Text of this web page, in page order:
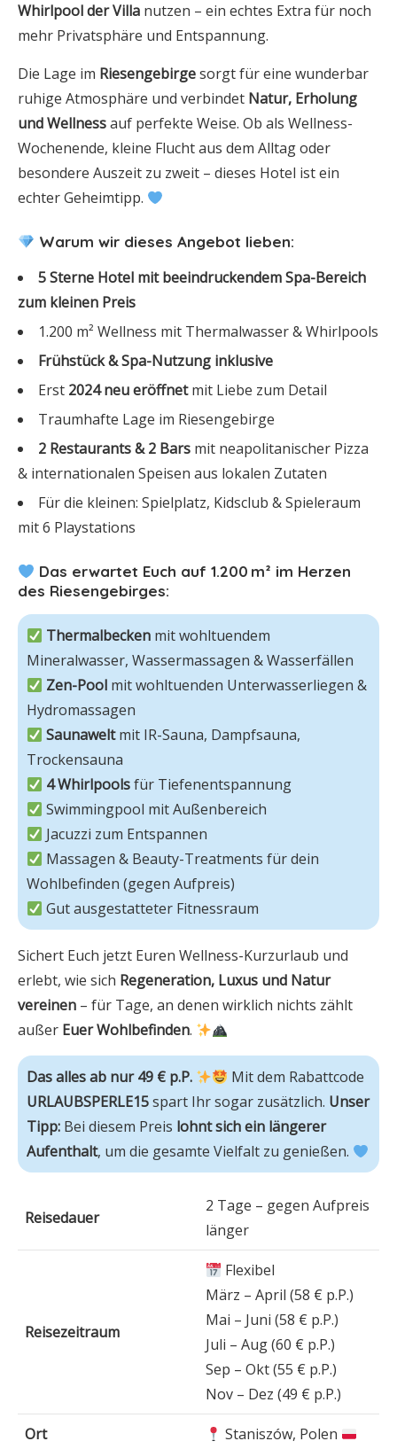
Whirlpool der Villa nutzen – ein echtes Extra für noch
mehr Privatsphäre und Entspannung.
Die Lage im Riesengebirgesorgt für eine wunderbar
ruhige Atmosphäre und verbindet Natur, Erholung
und Wellnessauf perfekte Weise. Ob als Wellness-
Wochenende, kleine Flucht aus dem Alltag oder
besondere Auszeit zu zweit – dieses Hotel ist ein
echter Geheimtipp.
Warum wir dieses Angebot lieben:
5 Sterne Hotel mit beeindruckendem Spa-Bereich
zum kleinen Preis
1.200 m² Wellness mit Thermalwasser & Whirlpools
Frühstück & Spa-Nutzung inklusive
Erst 2024 neu eröffnetmit Liebe zum Detail
Traumhafte Lage im Riesengebirge
2 Restaurants & 2 Bars mit neapolitanischer Pizza
& internationalen Speisen aus lokalen Zutaten
Für die kleinen: Spielplatz, Kidsclub & Spieleraum
mit 6 Playstations
Das erwartet Euch auf 1.200 m² im Herzen
des Riesengebirges:
Thermalbecken mit wohltuendem
Zen-Pool mit wohltuenden Unterwasserliegen &
Saunawelt mit IR-Sauna, Dampfsauna,
4 Whirlpools
Massagen & Beauty-Treatments für dein
Gut ausgestatteter Fitnessraum
Sichert Euch jetzt Euren Wellness-Kurzurlaub und
erlebt, wie sich Regeneration, Luxus und Natur
vereinen – für Tage, an denen wirklich nichts zählt
außer Euer Wohlbefinden.
Das alles ab nur 49 € p.P.
URLAUBSPERLE15 spart Ihr sogar zusätzlich. Unser
Tipp: Bei diesem Preis lohnt sich ein längerer
Aufenthalt, um die gesamte Vielfalt zu genießen.
Reisedauer
2 Tage – gegen Aufpreis
länger
Reisezeitraum
Flexibel
März – April (58 € p.P.)
Mai – Juni (58 € p.P.)
Juli – Aug (60 € p.P.)
Sep – Okt (55 € p.P.)
Nov – Dez (49 € p.P.)
Ort Staniszów, Polen